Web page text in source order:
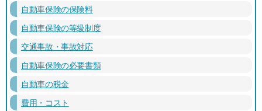
自動車保険の保険料
自動車保険の等級制度
交通事故・事故対応
自動車保険の必要書類
自動車の税金
費用・コスト